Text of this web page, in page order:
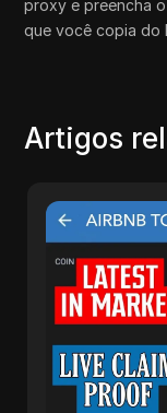
proxy e preencha
que você copia do
Artigos